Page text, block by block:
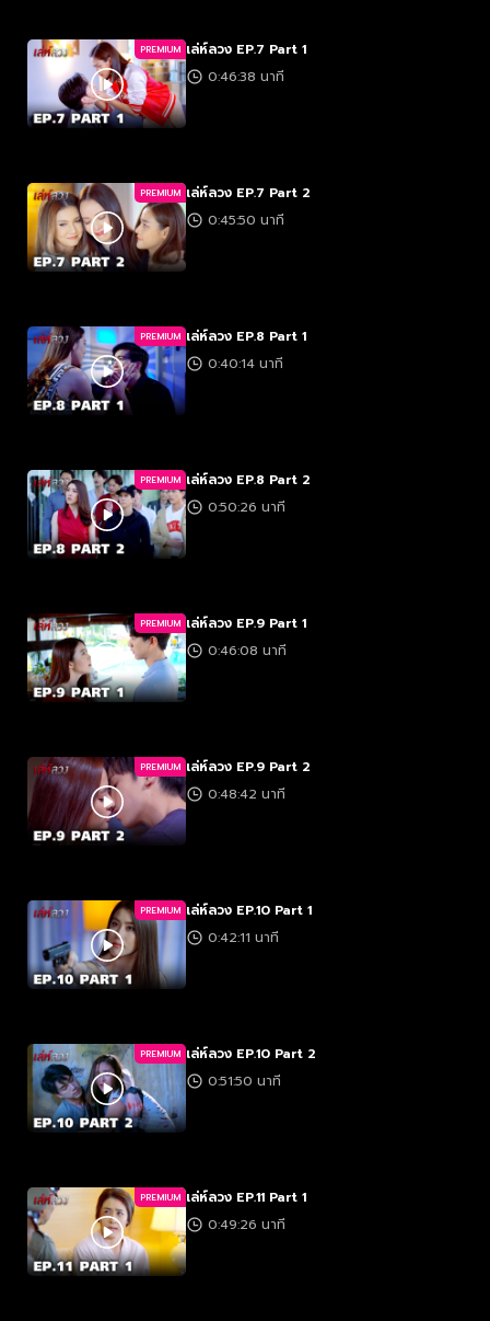
PREMIUM เล่ห์ลวง EP.7 Part 1
0:46:38 นาที
PREMIUM เล่ห์ลวง EP.7 Part 2
0:45:50 นาที
PREMIUM เล่ห์ลวง EP.8 Part 1
0:40:14 นาที
PREMIUM เล่ห์ลวง EP.8 Part 2
0:50:26 นาที
PREMIUM เล่ห์ลวง EP.9 Part 1
0:46:08 นาที
PREMIUM เล่ห์ลวง EP.9 Part 2
0:48:42 นาที
PREMIUM เล่ห์ลวง EP.10 Part 1
0:42:11 นาที
PREMIUM เล่ห์ลวง EP.10 Part 2
0:51:50 นาที
PREMIUM เล่ห์ลวง EP.11 Part 1
0:49:26 นาที